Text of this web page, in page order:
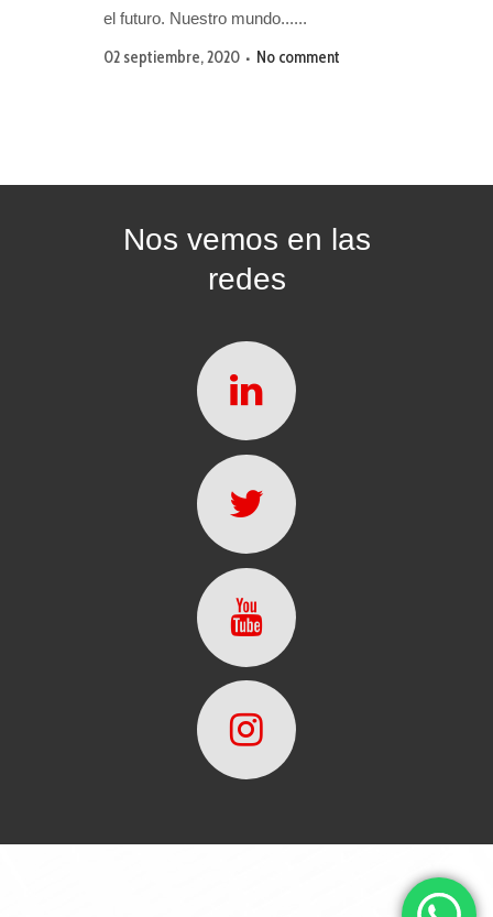
el futuro. Nuestro mundo......
02 septiembre, 2020 No comment
Nos vemos en las
redes